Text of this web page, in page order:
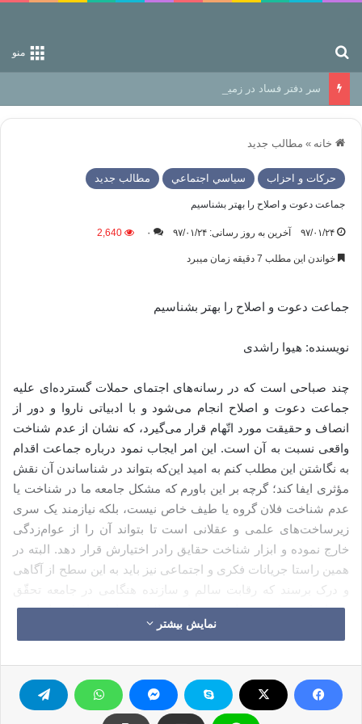
منو
سر دفتر فساد در زمین‌، دوری وکناره‌گیری از راه خداست‌!
خانه » مطالب جدید
حركات و احزاب سياسي اجتماعي مطالب جدید
جماعت دعوت و اصلاح را بهتر بشناسیم
۹۷/۰۱/۲۴ آخرین به روز رسانی: ۹۷/۰۱/۲۴ ۰ 2,640
خواندن این مطلب 7 دقیقه زمان میبرد
جماعت دعوت و اصلاح را بهتر بشناسیم
نویسنده: هیوا راشدی
چند صباحی است که در رسانه‌های اجتمای حملات گسترده‌ای علیه
جماعت دعوت و اصلاح انجام می‌شود و با ادبیاتی ناروا و دور از
انصاف و حقیقت مورد اتّهام‌ قرار می‌گیرد، که نشان از عدم شناخت
واقعی نسبت به آن است. این امر ایجاب نمود درباره جماعت اقدام
به نگاشتن این مطلب کنم به امید این‌که بتواند در شناساندن آن نقش
مؤثری ایفا کند؛ گرچه بر این باورم که مشکل جامعه ما در شناخت یا
عدم شناخت فلان گروه یا طیف خاص نیست، بلکه نیازمند یک سری
زیرساخت‌های علمی و عقلانی است تا بتواند آن را از عوام‌زدگی
خارج نموده و ابزار شناخت حقایق رادر اختیارش قرار دهد. البته در
همین راستا جریانات فکری و اجتماعی نیز باید به این سطح از آگاهی
و درک برسند که رقابت سالم و سازنده هنگامی در جامعه تحقّق‌
می‌یابد که هر کس بخواهد خود را به تعالی برساند نه این‌که مانع رشد
دیگران گشته و به هر ابزار ناروایی در تخریب آن متوسّل‌ گردد. تحقّق‌
وضعیت ایده‌آل رسید.
جماعت دعوت و اصلاح تشکلی‌‌ است مدنی بر مبنای قرائتی میانه‌رو
نمایش بیشتر